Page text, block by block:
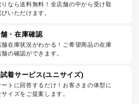
りなら送料無料！全店舗の中から受け取
いただけます。
・在庫確認
在庫状況がわかる！ご希望商品の在庫
の確認ができます。
着サービス(ユニサイズ)
トに回答するだけ！お客さまの体型に
イズをご提案します。